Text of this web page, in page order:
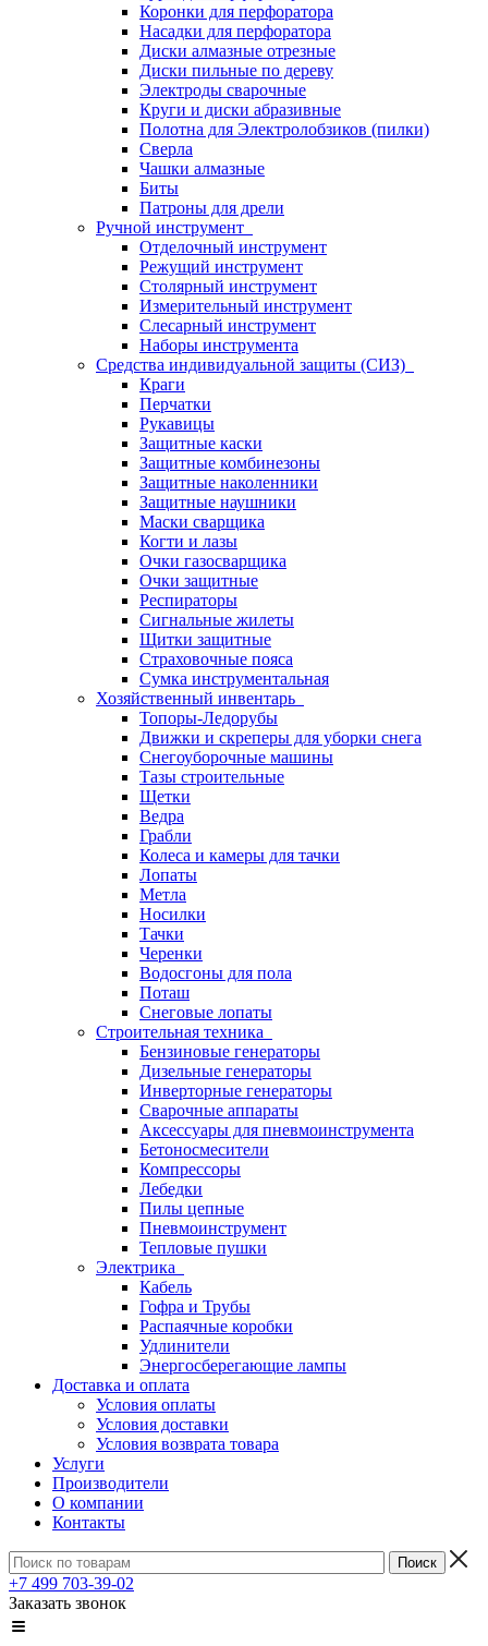
Коронки для перфоратора
Насадки для перфоратора
Диски алмазные отрезные
Диски пильные по дереву
Электроды сварочные
Круги и диски абразивные
Полотна для Электролобзиков (пилки)
Сверла
Чашки алмазные
Биты
Патроны для дрели
Ручной инструмент
Отделочный инструмент
Режущий инструмент
Столярный инструмент
Измерительный инструмент
Слесарный инструмент
Наборы инструмента
Средства индивидуальной защиты (СИЗ)
Краги
Перчатки
Рукавицы
Защитные каски
Защитные комбинезоны
Защитные наколенники
Защитные наушники
Маски сварщика
Когти и лазы
Очки газосварщика
Очки защитные
Респираторы
Сигнальные жилеты
Щитки защитные
Страховочные пояса
Сумка инструментальная
Хозяйственный инвентарь
Топоры-Ледорубы
Движки и скреперы для уборки снега
Снегоуборочные машины
Тазы строительные
Щетки
Ведра
Грабли
Колеса и камеры для тачки
Лопаты
Метла
Носилки
Тачки
Черенки
Водосгоны для пола
Поташ
Снеговые лопаты
Строительная техника
Бензиновые генераторы
Дизельные генераторы
Инверторные генераторы
Сварочные аппараты
Аксессуары для пневмоинструмента
Бетоносмесители
Компрессоры
Лебедки
Пилы цепные
Пневмоинструмент
Тепловые пушки
Электрика
Кабель
Гофра и Трубы
Распаячные коробки
Удлинители
Энергосберегающие лампы
Доставка и оплата
Условия оплаты
Условия доставки
Условия возврата товара
Услуги
Производители
О компании
Контакты
+7 499 703-39-02
Заказать звонок